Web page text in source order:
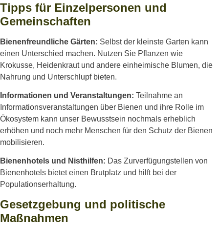
Tipps für Einzelpersonen und
Gemeinschaften
Bienenfreundliche Gärten: Selbst der kleinste Garten kann
einen Unterschied machen. Nutzen Sie Pflanzen wie
Krokusse, Heidenkraut und andere einheimische Blumen, die
Nahrung und Unterschlupf bieten.
Informationen und Veranstaltungen: Teilnahme an
Informationsveranstaltungen über Bienen und ihre Rolle im
Ökosystem kann unser Bewusstsein nochmals erheblich
erhöhen und noch mehr Menschen für den Schutz der Bienen
mobilisieren.
Bienenhotels und Nisthilfen: Das Zurverfügungstellen von
Bienenhotels bietet einen Brutplatz und hilft bei der
Populationserhaltung.
Gesetzgebung und politische
Maßnahmen